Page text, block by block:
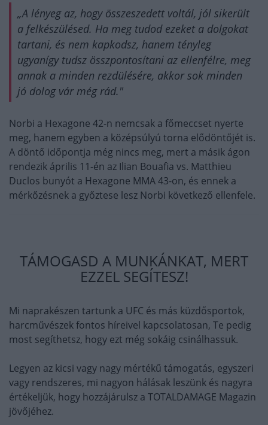
„A lényeg az, hogy összeszedett voltál, jól sikerült
a felkészülésed. Ha meg tudod ezeket a dolgokat
tartani, és nem kapkodsz, hanem tényleg
ugyanígy tudsz összpontosítani az ellenfélre, meg
annak a minden rezdülésére, akkor sok minden
jó dolog vár még rád."
Norbi a Hexagone 42-n nemcsak a főmeccset nyerte
meg, hanem egyben a középsúlyú torna elődöntőjét is.
A döntő időpontja még nincs meg, mert a másik ágon
rendezik április 11-én az Ilian Bouafia vs. Matthieu
Duclos bunyót a Hexagone MMA 43-on, és ennek a
mérkőzésnek a győztese lesz Norbi következő ellenfele.
TÁMOGASD A MUNKÁNKAT, MERT
EZZEL SEGÍTESZ!
Mi naprakészen tartunk a UFC és más küzdősportok,
harcművészek fontos híreivel kapcsolatosan, Te pedig
most segíthetsz, hogy ezt még sokáig csinálhassuk.
Legyen az kicsi vagy nagy mértékű támogatás, egyszeri
vagy rendszeres, mi nagyon hálásak leszünk és nagyra
értékeljük, hogy hozzájárulsz a TOTALDAMAGE Magazin
jövőjéhez.